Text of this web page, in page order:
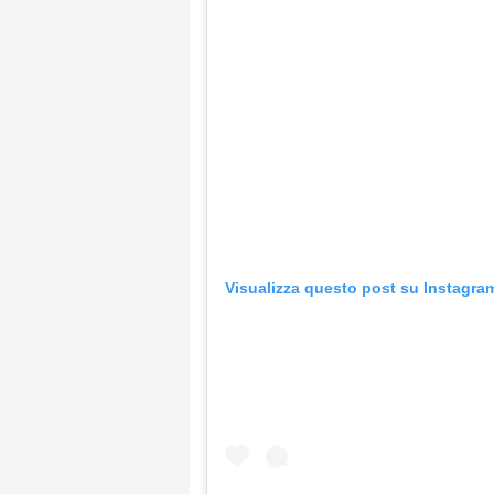
Visualizza questo post su